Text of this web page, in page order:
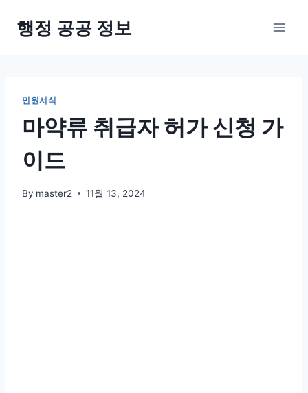
행정 공공 정보
민원서식
마약류 취급자 허가 신청 가
이드
By master2 11월 13, 2024